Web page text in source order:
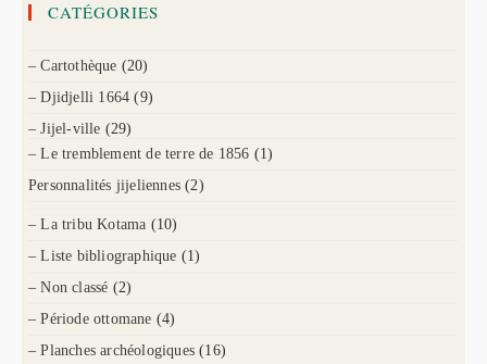
CATÉGORIES
– Cartothèque (20)
– Djidjelli 1664 (9)
– Jijel-ville (29)
– Le tremblement de terre de 1856 (1)
Personnalités jijeliennes (2)
– La tribu Kotama (10)
– Liste bibliographique (1)
– Non classé (2)
– Période ottomane (4)
– Planches archéologiques (16)